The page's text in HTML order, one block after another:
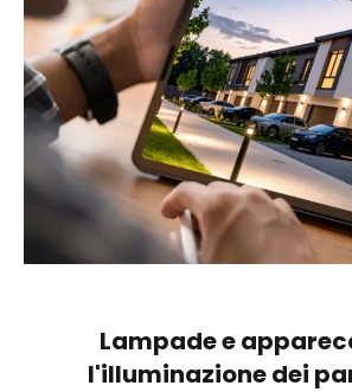
Lampade e
l'illuminazione dei